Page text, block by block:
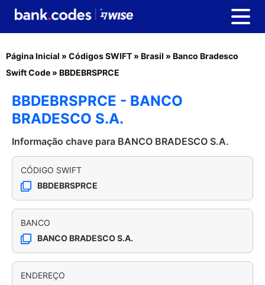
Página Inicial » Códigos SWIFT » Brasil » Banco Bradesco
Swift Code » BBDEBRSPRCE
BBDEBRSPRCE - BANCO
BRADESCO S.A.
Informação chave para BANCO BRADESCO S.A.
CÓDIGO SWIFT
BBDEBRSPRCE
BANCO
BANCO BRADESCO S.A.
ENDEREÇO